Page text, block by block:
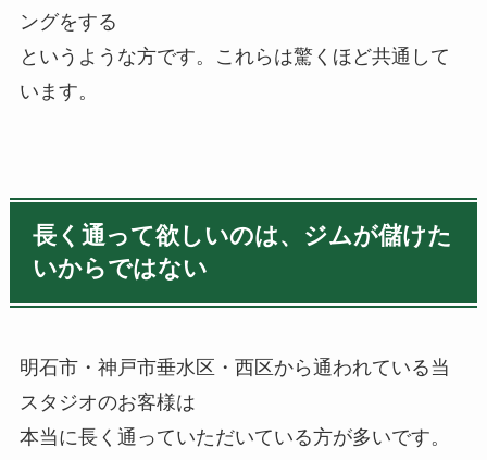
ングをする
というような方です。これらは驚くほど共通して
います。
長く通って欲しいのは、ジムが儲けた
いからではない
明石市・神戸市垂水区・西区から通われている当
スタジオのお客様は
本当に長く通っていただいている方が多いです。